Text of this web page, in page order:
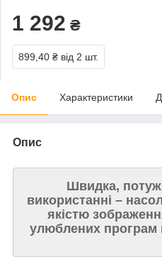
1 292 ₴
899,40 ₴ від 2 шт.
Опис Характеристики
Опис
Швидка,
використанні –
якістю
улюблених програм